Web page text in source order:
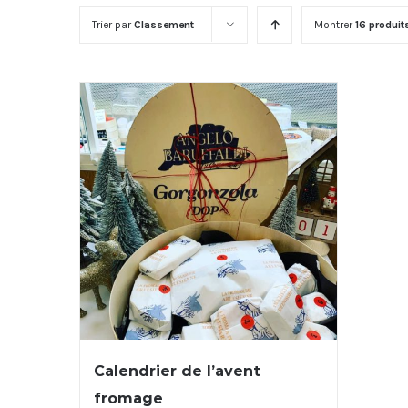
Trier parClassement Montrer16
Calendrier de l’avent
fromage